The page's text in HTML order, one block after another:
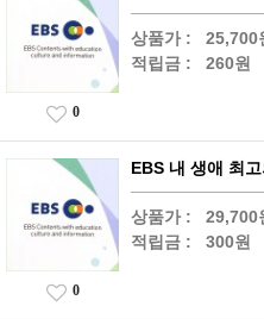
상품가 : 25,700
적립금 : 260원
0
EBS 내 생애 최
상품가 : 29,700
적립금 : 300원
0